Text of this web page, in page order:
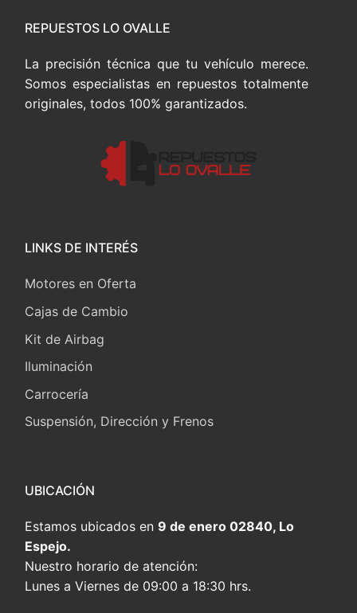
REPUESTOS LO OVALLE
La precisión técnica que tu vehículo merece.
Somos especialistas en repuestos totalmente
originales, todos 100% garantizados.
LINKS DE INTERÉS
Motores en Oferta
Cajas de Cambio
Kit de Airbag
Iluminación
Carrocería
Suspensión, Dirección y Frenos
UBICACIÓN
Estamos ubicados en 9 de enero 02840, Lo
Espejo.
Nuestro horario de atención:
Lunes a Viernes de 09:00 a 18:30 hrs.